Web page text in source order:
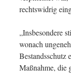
rechtswidrig
„Insbesondere
wonach
Bestandsschutz
Maßnahme, die